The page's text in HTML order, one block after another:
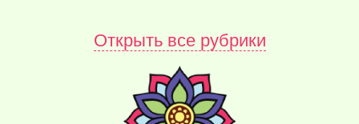
Открыть все рубрики